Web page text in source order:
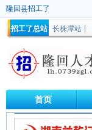
隆回县招工了
招工了总站 长株潭站
首页